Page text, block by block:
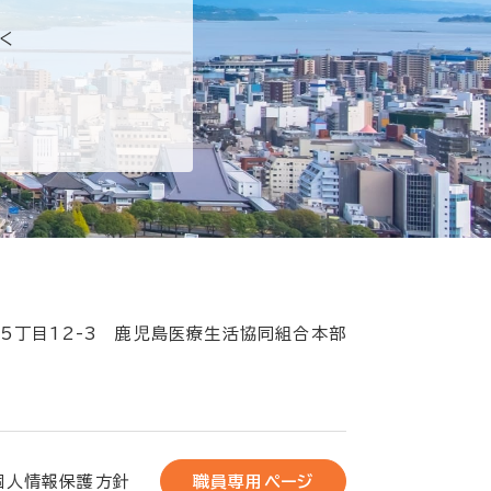
丁目12-3 鹿児島医療生活協同組合本部
人情報保護方針 職員専用ページ